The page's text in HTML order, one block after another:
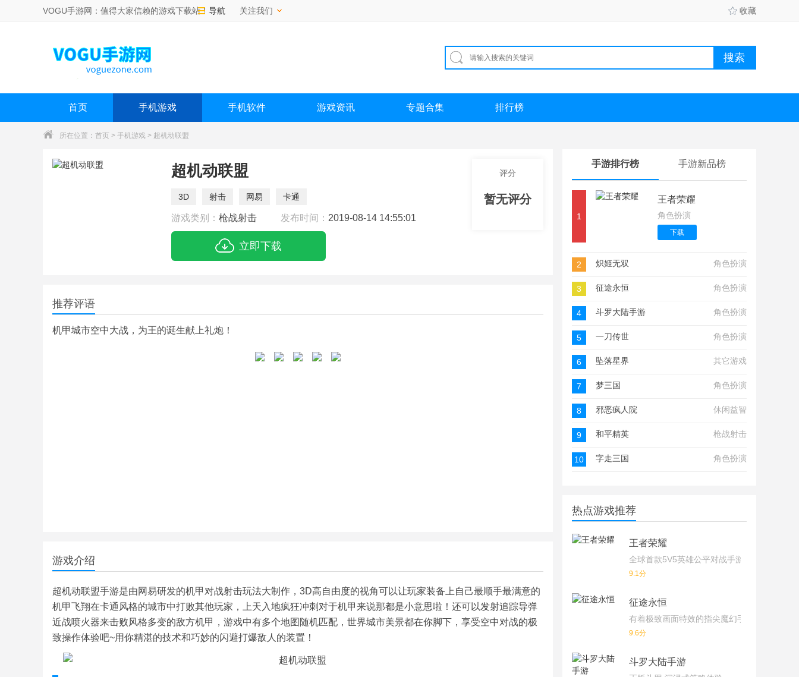
VOGU手游网：值得大家信赖的游戏下载站！ 导航 关注我们 收藏
首页 手机游戏 手机软件 游戏资讯 专题合集 排行榜
所在位置： 首页 > 手机游戏 > 超机动联盟
超机动联盟
3D 射击 网易 卡通
游戏类别： 枪战射击 发布时间： 2019-08-14 14:55:01
立即下载
评分
暂无评分
推荐评语
机甲城市空中大战，为王的诞生献上礼炮！
游戏介绍
超机动联盟手游是由网易研发的机甲对战射击玩法大制作，3D高自由度的视角可以让玩家装备上自己最顺手最满意的
机甲飞翔在卡通风格的城市中打败其他玩家，上天入地疯狂冲刺对于机甲来说那都是小意思啦！还可以发射追踪导弹
近战喷火器来击败风格多变的敌方机甲，游戏中有多个地图随机匹配，世界城市美景都在你脚下，享受空中对战的极
致操作体验吧~用你精湛的技术和巧妙的闪避打爆敌人的装置！
手游排行榜 手游新品榜
1
王者荣耀
角色扮演
下载
2 炽姬无双 角色扮演
3 征途永恒 角色扮演
4 斗罗大陆手游 角色扮演
5 一刀传世 角色扮演
6 坠落星界 其它游戏
7 梦三国 角色扮演
8 邪恶疯人院 休闲益智
9 和平精英 枪战射击
10 字走三国 角色扮演
热点游戏推荐
王者荣耀
全球首款5V5英雄公平对战手游
9.1分
征途永恒
有着极致画面特效的指尖魔幻手游
9.6分
斗罗大陆手游